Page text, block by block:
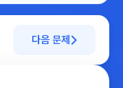
다음 문제